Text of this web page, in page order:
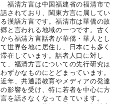
福清方言は中国福建省の福清市で
話されており、閩東方言に属してい
る漢語方言です。福清市は華僑の故
郷と言われる地域の一つです。古く
から福清方言話者が華僑・華人とし
て世界各地に居住し、日本にも多く
滞在しています。話者人口に対し
て、福清方言についての先行研究は
わずかなものにとどまっています。
近年、共通語教育やメディアの発達
の影響を受け、特に若者を中心に方
言を話さなくなってきています。